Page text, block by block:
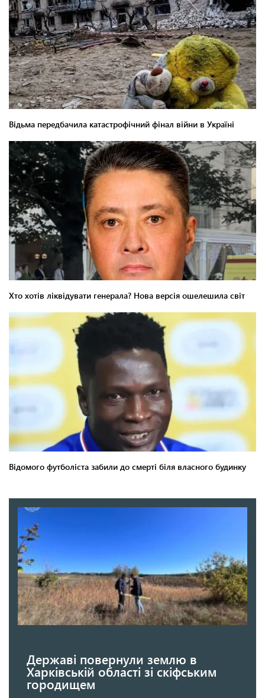
Державі повернули землю в
Харківській області зі скіфським
городищем